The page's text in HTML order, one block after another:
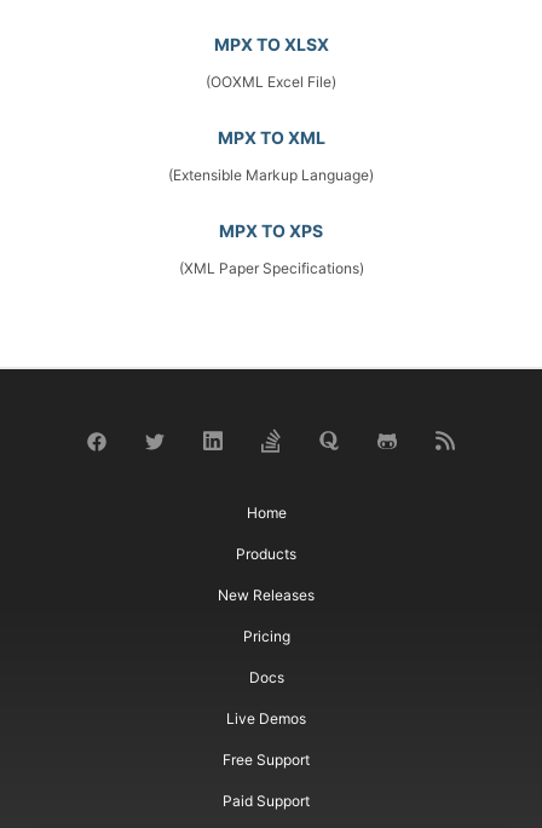
MPX TO XLSX
(OOXML Excel File)
MPX TO XML
(Extensible Markup Language)
MPX TO XPS
(XML Paper Specifications)
Home
Products
New Releases
Pricing
Docs
Live Demos
Free Support
Paid Support